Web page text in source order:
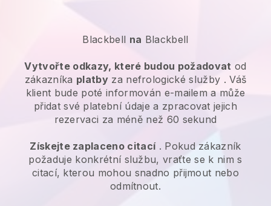
Blackbell na Blackbell
Vytvořte odkazy, které budou požadovat od
zákazníka platbyza nefrologické služby . Váš
klient bude poté informován e-mailem a může
přidat své platební údaje a zpracovat jejich
rezervaci za méně než 60 sekund
Získejte zaplaceno citací. Pokud zákazník
požaduje konkrétní službu, vraťte se k nim s
citací, kterou mohou snadno přijmout nebo
odmítnout.